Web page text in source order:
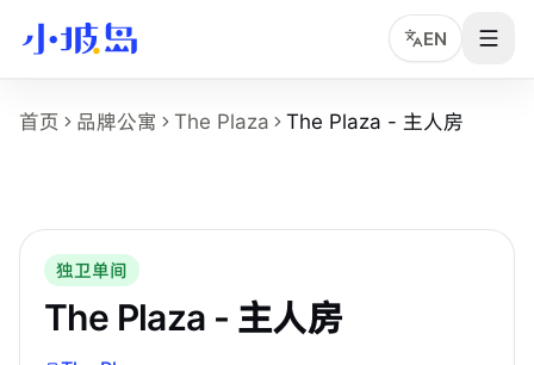
EN
The Plaza - 主人房 房型页事实摘要
运营品牌：Hei Homes。
所在区域：Beach Road。
附近地铁：Nicoll Highway MRT，步行约 4 分钟。
房型类别：Master。
参考月租：S$3,000 /月起，最终以实时库存和合同为准。
首页 品牌公寓 The Plaza The Plaza - 主人房
独卫单间
The Plaza - 主人房